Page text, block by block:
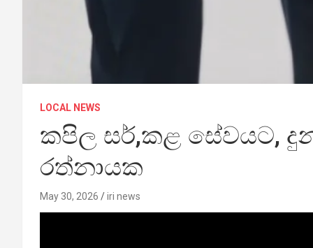
LOCAL NEWS
කපිල සර්,කළ සේවයට,
රත්නායක
May 30, 2026 iri news